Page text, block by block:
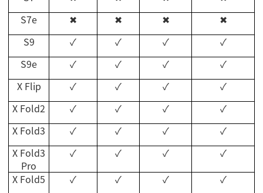
S7e
✖ ✖ ✖
✖
S9
✓ ✓ ✓
✓
S9e
✓ ✓ ✓
✓
X Flip
✓ ✓ ✓
✓
X Fold2
✓ ✓ ✓
✓
X Fold3
✓ ✓ ✓
✓
X Fold3
Pro
✓ ✓ ✓
✓
X Fold5
✓ ✓ ✓
✓